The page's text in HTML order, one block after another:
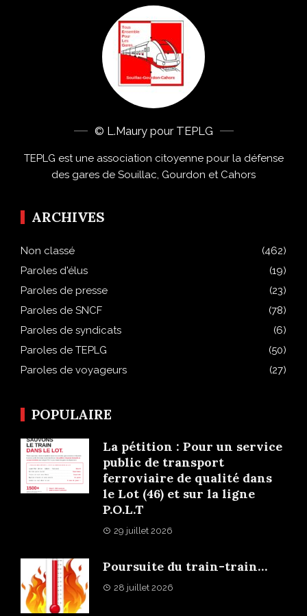
© L.Maury pour TEPLG
TEPLG est une association citoyenne pour la défense
des gares de Souillac, Gourdon et Cahors
ARCHIVES
Non classé
(462)
Paroles d'élus
(19)
Paroles de presse
(23)
Paroles de SNCF
(78)
Paroles de syndicats
(6)
Paroles de TEPLG
(50)
Paroles de voyageurs
(27)
POPULAIRE
La pétition : Pour un service
public de transport
ferroviaire de qualité dans
le Lot (46) et sur la ligne
P.O.L.T
29 juillet 2026
Poursuite du train-train…
28 juillet 2026